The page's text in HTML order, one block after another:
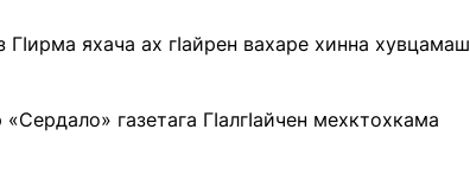
ГIирма яхача ах гIайрен вахаре хинна хувцамаш
газетага ГIалгIайчен мехктохкама